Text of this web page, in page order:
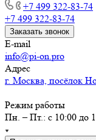
+7 499 322-83-74
+7 499 322-83-74
Заказать звонок
E-mail
info@pi-on.pro
Адрес
г. Москва, посёлок
Режим работы
Пн. – Пт.: с 10:00 до